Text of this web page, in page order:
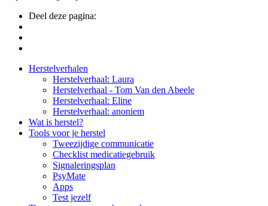
Deel deze pagina:
Side
Navigation
Herstelverhalen
Herstelverhaal: Laura
Herstelverhaal - Tom Van den Abeele
Herstelverhaal: Eline
Herstelverhaal: anoniem
Wat is herstel?
Tools voor je herstel
Tweezijdige communicatie
Checklist medicatiegebruik
Signaleringsplan
PsyMate
Apps
Test jezelf